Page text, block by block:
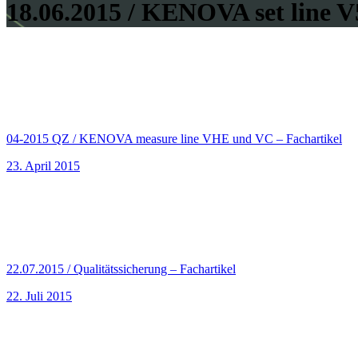
18.06.2015 / KENOVA set line
04-2015 QZ / KENOVA measure line VHE und VC – Fachartikel
23. April 2015
22.07.2015 / Qualitätssicherung – Fachartikel
22. Juli 2015